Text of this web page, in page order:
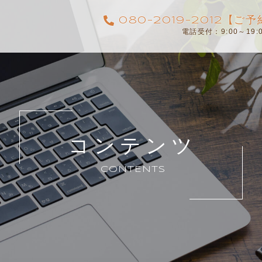
080-2019-2012【ご予約
電話受付：9:00～
コンテンツ
CONTENTS